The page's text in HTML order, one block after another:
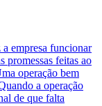
empresa funcionar
promessas feitas ao
operação bem
a operação
de que falta